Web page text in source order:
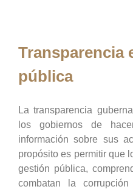
Transparencia
pública
La transparencia
los gobiernos de
información sobre sus
propósito es permitir que
gestión pública,
combatan la